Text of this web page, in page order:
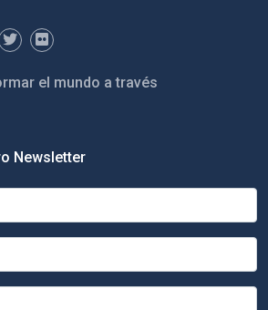
el mundo a través
Newsletter